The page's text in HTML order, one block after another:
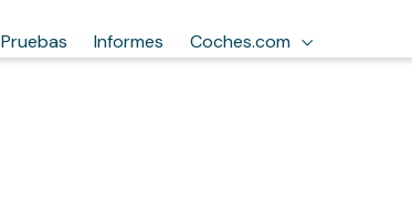
Pruebas Informes Coches.com